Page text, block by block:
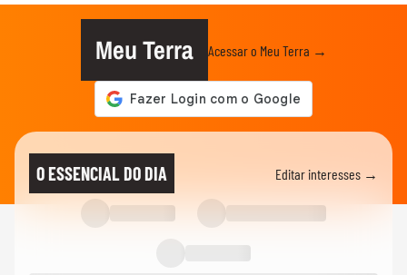
Meu Terra Acessar o Meu Terra →
O ESSENCIAL DO DIA Editar interesses →